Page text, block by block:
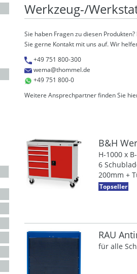
Werkzeug-/
Sie haben Fragen zu diesen
Sie gerne Kontakt mit uns auf. Wir
+49 751 800-300
wema@thommel.de
+49 751 800-0
Weitere Ansprechpartner finden Sie
B&H
H-1000 x
6
200mm +
Topseller
RAU
für alle